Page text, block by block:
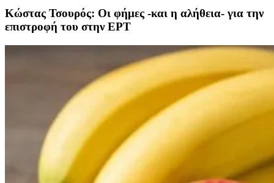
Κώστας Τσουρός: Οι φήμες -και η αλήθεια- για την
επιστροφή του στην ΕΡΤ